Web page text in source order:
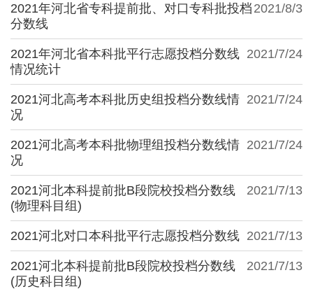
2021/8/3
2021年河北省专科提前批、对口专科批投档
分数线
2021/7/24
2021年河北省本科批平行志愿投档分数线
情况统计
2021/7/24
2021河北高考本科批历史组投档分数线情
况
2021/7/24
2021河北高考本科批物理组投档分数线情
况
2021/7/13
2021河北本科提前批B段院校投档分数线
(物理科目组)
2021/7/13
2021河北对口本科批平行志愿投档分数线
2021/7/13
2021河北本科提前批B段院校投档分数线
(历史科目组)